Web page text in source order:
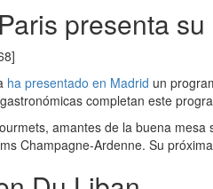
presenta
ha presentado en Madrid un
completan este
amantes de la buena
Champagne-Ardenne. Su